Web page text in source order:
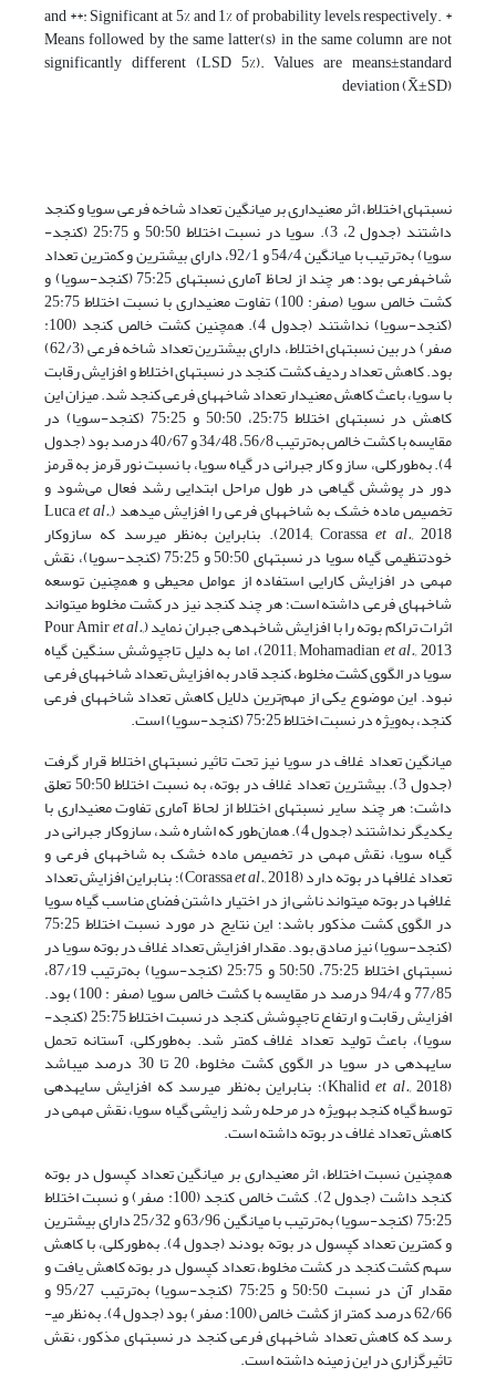
* and **: Significant at 5% and 1% of probability levels, respectively.
Means followed by the same latter(s) in the same column are not
significantly different (LSD 5%). Values are means±standard
deviation (X̄±SD)
نسبت­های اختلاط، اثر معنی­داری بر میانگین تعداد شاخه ­فرعی سویا و کنجد
داشتند (جدول 2، 3). سویا در نسبت اختلاط 50:50 و 25:75 (کنجد-
سویا) به‌ترتیب با میانگین 54/4 و 92/1، دارای بیشترین و کمترین تعداد
شاخه­فرعی بود؛ هر چند از لحاظ آماری نسبت­های 75:25 (کنجد-سویا) و
کشت خالص سویا (صفر: 100) تفاوت معنی­داری با نسبت اختلاط 25:75
(کنجد-سویا) نداشتند (جدول 4). همچنین کشت خالص کنجد (100:
صفر) در بین نسبت­های اختلاط، دارای بیشترین تعداد شاخه فرعی (62/3)
بود. کاهش تعداد ردیف کشت کنجد در نسبت­های اختلاط و افزایش رقابت
با سویا، باعث کاهش معنی­دار تعداد شاخه­های فرعی کنجد شد. میزان این
کاهش در نسبت­های اختلاط 25:75، 50:50 و 75:25 (کنجد-سویا) در
مقایسه با کشت خالص به‌ترتیب 56/8، 34/48 و 40/67 درصد بود (جدول
4). به‌طورکلی، ساز و کار جبرانی در گیاه سویا، با نسبت نور قرمز به قرمز
دور در پوشش گیاهی در طول مراحل ابتدایی رشد فعال می‌شود و
تخصیص ماده خشک به شاخه­های فرعی را افزایش می­دهد (Lucaet al.,
2014; Corassaet al., 2018). بنابراین به‌نظر می­رسد که سازوکار
خودتنظیمی گیاه سویا در نسبت­های 50:50 و 75:25 (کنجد-سویا)، نقش
مهمی در افزایش کارایی استفاده از عوامل محیطی و همچنین توسعه
شاخه­های فرعی داشته است؛ هر چند کنجد نیز در کشت مخلوط می­تواند
اثرات تراکم بوته را با افزایش شاخه­دهی جبران نماید (Pour Amiret al.,
2011; Mohamadianet al., 2013)، اما به دلیل تاج­پوشش سنگین گیاه
سویا در الگوی کشت مخلوط، کنجد قادر به افزایش تعداد شاخه­های فرعی
نبود. این موضوع یکی از مهم‌ترین دلایل کاهش تعداد شاخه­های فرعی
کنجد، به‌ویژه در نسبت اختلاط 75:25 (کنجد-سویا) است.
میانگین تعداد غلاف در سویا نیز تحت تاثیر نسبت­های اختلاط قرار گرفت
(جدول 3). بیشترین تعداد غلاف در بوته، به نسبت اختلاط 50:50 تعلق
داشت؛ هر چند سایر نسبت­های اختلاط از لحاظ آماری تفاوت معنی­داری با
یکدیگر نداشتند (جدول 4). همان‌طور که اشاره شد، سازوکار جبرانی در
گیاه سویا، نقش مهمی در تخصیص ماده خشک به شاخه­های فرعی و
تعداد غلاف­ها در بوته دارد (Corassa et al., 2018)؛ بنابراین افزایش تعداد
غلاف­ها در بوته می­تواند ناشی از در اختیار داشتن فضای مناسب گیاه سویا
در الگوی کشت مذکور باشد؛ این نتایج در مورد نسبت اختلاط 75:25
(کنجد-سویا) نیز صادق بود. مقدار افزایش تعداد غلاف در بوته سویا در
نسبت­های اختلاط 75:25، 50:50 و 25:75 (کنجد-سویا) به‌ترتیب 87/19،
77/85 و 94/4 درصد در مقایسه با کشت خالص سویا (صفر : 100) بود.
افزایش رقابت و ارتفاع تاج­پوشش کنجد در نسبت اختلاط 25:75 (کنجد-
سویا)، باعث تولید تعداد غلاف کمتر شد. به‌طورکلی، آستانه تحمل
سایه­دهی در سویا در الگوی کشت مخلوط، 20 تا 30 درصد می­باشد
(Khalid
et al., 2018)؛ بنابراین به‌نظر می­رسد که افزایش سایه­دهی
توسط گیاه کنجد به­ویژه در مرحله رشد زایشی گیاه سویا، نقش مهمی در
کاهش تعداد غلاف در بوته داشته است.
همچنین نسبت اختلاط، اثر معنی­داری بر میانگین تعداد کپسول در بوته
کنجد داشت (جدول 2). کشت خالص کنجد (100: صفر) و نسبت اختلاط
75:25 (کنجد-سویا) به‌ترتیب با میانگین 63/96 و 25/32 دارای بیشترین
و کمترین تعداد کپسول در بوته بودند (جدول 4). به‌طورکلی، با کاهش
سهم کشت کنجد در کشت مخلوط، تعداد کپسول در بوته کاهش یافت و
مقدار آن در نسبت 50:50 و 75:25 (کنجد-سویا) به‌ترتیب 95/27 و
62/66 درصد کمتر از کشت خالص (100: صفر) بود (جدول 4). به‌نظر می­
رسد که کاهش تعداد شاخه­های فرعی کنجد در نسبت­های مذکور، نقش
تاثیر­گزاری در این زمینه داشته است.